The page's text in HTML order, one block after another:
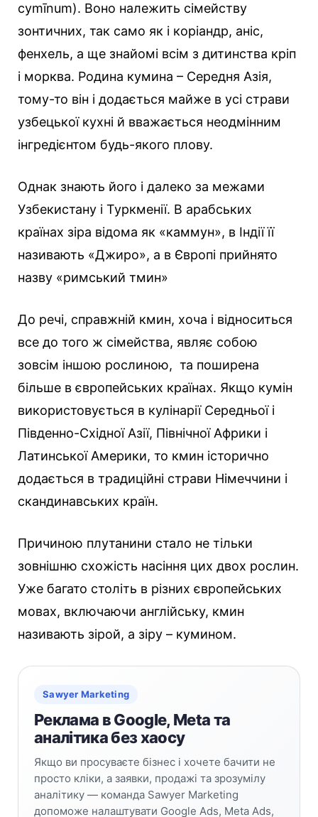
cymīnum). Воно належить сімейству
зонтичних, так само як і коріандр, аніс,
фенхель, а ще знайомі всім з дитинства кріп
і морква. Родина кумина – Середня Азія,
тому-то він і додається майже в усі страви
узбецької кухні й вважається неодмінним
інгредієнтом будь-якого плову.
Однак знають його і далеко за межами
Узбекистану і Туркменії. В арабських
країнах зіра відома як «каммун», в Індії її
називають «Джиро», а в Європі прийнято
назву «римський тмин»
До речі, справжній кмин, хоча і відноситься
все до того ж сімейства, являє собою
зовсім іншою рослиною, та поширена
більше в європейських країнах. Якщо кумін
використовується в кулінарії Середньої і
Південно-Східної Азії, Північної Африки і
Латинської Америки, то кмин історично
додається в традиційні страви Німеччини і
скандинавських країн.
Причиною плутанини стало не тільки
зовнішню схожість насіння цих двох рослин.
Уже багато століть в різних європейських
мовах, включаючи англійську, кмин
називають зірой, а зіру – кумином.
Sawyer Marketing
Реклама в Google, Meta та
аналітика без хаосу
Якщо ви просуваєте бізнес і хочете бачити не
просто кліки, а заявки, продажі та зрозумілу
аналітику — команда Sawyer Marketing
допоможе налаштувати Google Ads, Meta Ads,